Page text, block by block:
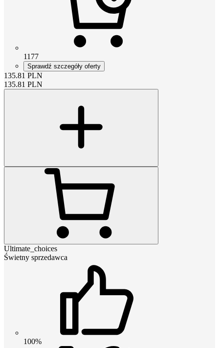
1177
Sprawdź szczegóły oferty
135.81 PLN
135.81 PLN
Ultimate_choices
Świetny sprzedawca
100%